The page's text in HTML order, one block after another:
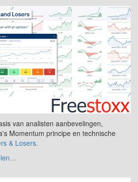
van analisten aanbevelingen,
Momentum principe en technische
& Losers.